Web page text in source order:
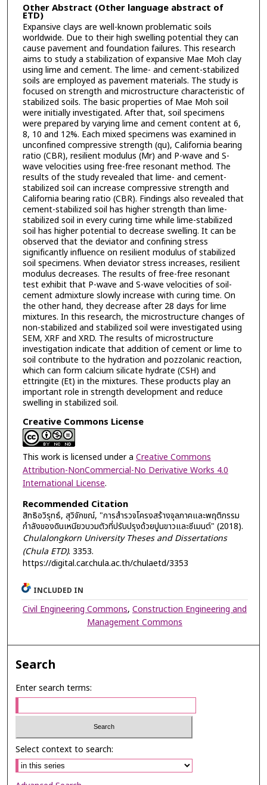
Other Abstract (Other language abstract of
ETD)
Expansive clays are well-known problematic soils
worldwide. Due to their high swelling potential they can
cause pavement and foundation failures. This research
aims to study a stabilization of expansive Mae Moh clay
using lime and cement. The lime- and cement-stabilized
soils are employed as pavement materials. The study is
focused on strength and microstructure characteristic of
stabilized soils. The basic properties of Mae Moh soil
were initially investigated. After that, soil specimens
were prepared by varying lime and cement content at 6,
8, 10 and 12%. Each mixed specimens was examined in
unconfined compressive strength (qu), California bearing
ratio (CBR), resilient modulus (Mr) and P-wave and S-
wave velocities using free-free resonant method. The
results of the study revealed that lime- and cement-
stabilized soil can increase compressive strength and
California bearing ratio (CBR). Findings also revealed that
cement-stabilized soil has higher strength than lime-
stabilized soil in every curing time while lime-stabilized
soil has higher potential to decrease swelling. It can be
observed that the deviator and confining stress
significantly influence on resilient modulus of stabilized
soil specimens. When deviator stress increases, resilient
modulus decreases. The results of free-free resonant
test exhibit that P-wave and S-wave velocities of soil-
cement admixture slowly increase with curing time. On
the other hand, they decrease after 28 days for lime
mixtures. In this research, the microstructure changes of
non-stabilized and stabilized soil were investigated using
SEM, XRF and XRD. The results of microstructure
investigation indicate that addition of cement or lime to
soil contribute to the hydration and pozzolanic reaction,
which can form calcium silicate hydrate (CSH) and
ettringite (Et) in the mixtures. These products play an
important role in strength development and reduce
swelling in stabilized soil.
Creative Commons License
This work is licensed under a Creative Commons
Attribution-NonCommercial-No Derivative Works 4.0
International License.
Recommended Citation
สิทธิอวิรุทธ์, สุวิจักขณ์, "การสำรวจโครงสร้างจุลภาคและพฤติกรรม
กำลังของดินเหนียวบวมตัวที่ปรับปรุงด้วยปูนขาวและซีเมนต์" (2018).
Chulalongkorn University Theses and Dissertations
(Chula ETD). 3353.
https://digital.car.chula.ac.th/chulaetd/3353
INCLUDED IN
Civil Engineering Commons,Construction Engineering and
Management Commons
Search
Enter search terms:
Select context to search: